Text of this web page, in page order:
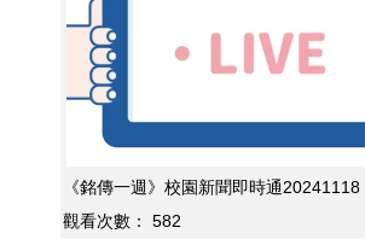
《銘傳一週》校園新聞即時通20241118
觀看次數：
582